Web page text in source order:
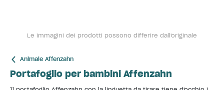
Le immagini dei prodotti possono differire dall'originale
Animale Affenzahn
Portafoglio per bambini Affenzahn